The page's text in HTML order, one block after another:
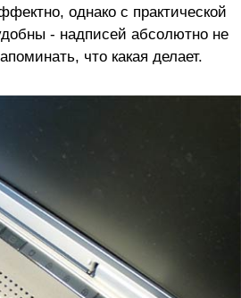
однако с практической
- надписей абсолютно не
что какая делает.